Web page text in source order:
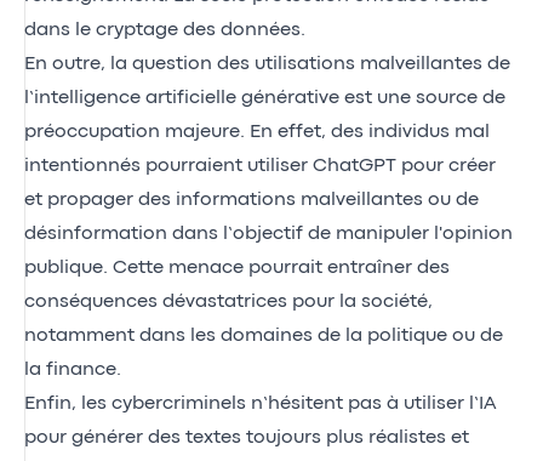
dans le cryptage des données.
En outre, la question des utilisations malveillantes de
l’intelligence artificielle générative est une source de
préoccupation majeure. En effet, des individus mal
intentionnés pourraient utiliser ChatGPT pour créer
et propager des informations malveillantes ou de
désinformation dans l’objectif de manipuler l'opinion
publique. Cette menace pourrait entraîner des
conséquences dévastatrices pour la société,
notamment dans les domaines de la politique ou de
la finance.
Enfin, les cybercriminels n’hésitent pas à utiliser l’IA
pour générer des textes toujours plus réalistes et